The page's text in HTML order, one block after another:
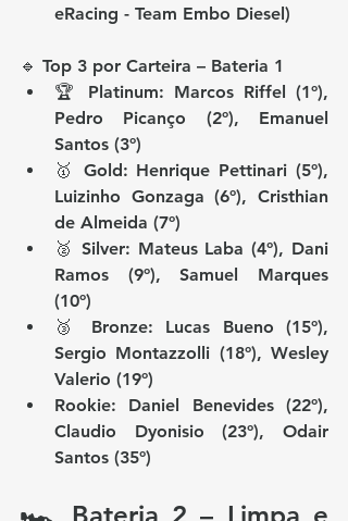
eRacing - Team Embo Diesel)
🔹 Top 3 por Carteira – Bateria 1
🏆 Platinum: Marcos Riffel (1º),
Pedro Picanço (2º), Emanuel
Santos (3º)
🥇 Gold: Henrique Pettinari (5º),
Luizinho Gonzaga (6º), Cristhian
de Almeida (7º)
🥈 Silver: Mateus Laba (4º), Dani
Ramos (9º), Samuel Marques
(10º)
🥉 Bronze: Lucas Bueno (15º),
Sergio Montazzolli (18º), Wesley
Valerio (19º)
Rookie: Daniel Benevides (22º),
Claudio Dyonisio (23º), Odair
Santos (35º)